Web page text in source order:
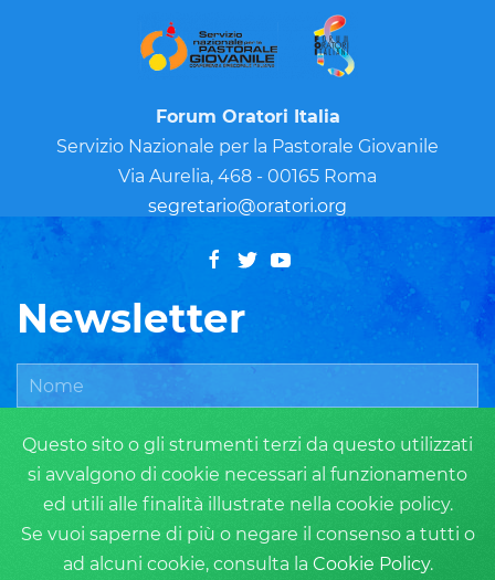
Questo sito o gli strumenti terzi da questo utilizzati
si avvalgono di cookie necessari al funzionamento
ed utili alle finalità illustrate nella cookie policy.
Se vuoi saperne di più o negare il consenso a tutti o
ad alcuni cookie, consulta la Cookie Policy.
Forum Oratori Italia
Servizio Nazionale per la Pastorale Giovanile
Via Aurelia, 468 - 00165 Roma
segretario@oratori.org
Newsletter